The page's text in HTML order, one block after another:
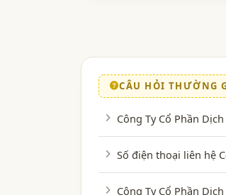
CÂU HỎI THƯỜNG
Công Ty Cổ Phần
Số điện thoại liên hệ
Công Ty Cổ Phần